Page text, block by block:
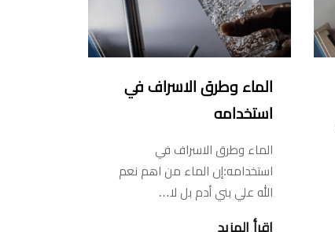
الماء وطرق الاسراف في
استخدامه
الماء وطرق الاسراف في
استخدامه:إن الماء من اهم نعم
الله علي بني أدم بل لا…
اقرأ المزيد